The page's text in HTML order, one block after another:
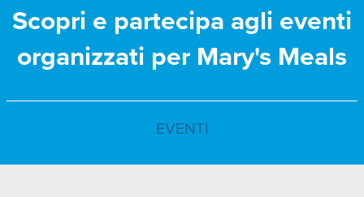
Scopri e partecipa agli eventi
organizzati per Mary's Meals
EVENTI